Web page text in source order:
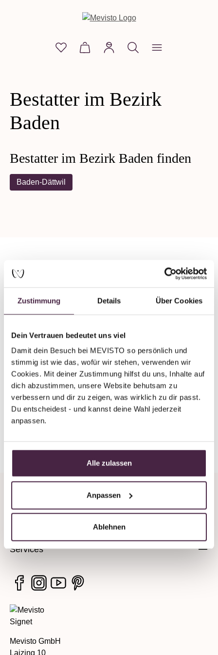
Zustimmung Details Über Cookies
Dein Vertrauen bedeutet uns viel
Damit dein Besuch bei MEVISTO so persönlich und
stimmig ist wie das, wofür wir stehen, verwenden wir
Cookies. Mit deiner Zustimmung hilfst du uns, Inhalte auf
dich abzustimmen, unsere Website behutsam zu
verbessern und dir zu zeigen, was wirklich zu dir passt.
Du entscheidest - und kannst deine Wahl jederzeit
anpassen.
Alle zulassen
Anpassen
Ablehnen
Du hast 0 Produkte auf dem Merkzettel
Warenkorb enthält 0 Positionen.
Bestatter im Bezirk
Baden
Bestatter im Bezirk Baden finden
Baden-Dättwil
Allgemeines Bestattungsinstitut Harfe
GmbH
Dorfstrasse 2
5405 Baden-Dättwil
Schweiz
E-Mail senden
Services
Mevisto GmbH
Laizing 10